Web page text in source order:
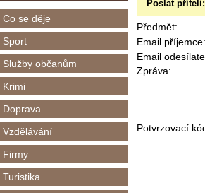
Co se děje
Sport
Služby občanům
Krimi
Doprava
Vzdělávání
Firmy
Turistika
Poslat
Předmět:
Email příjemce:
Email
Zpráva:
Potvrzovací